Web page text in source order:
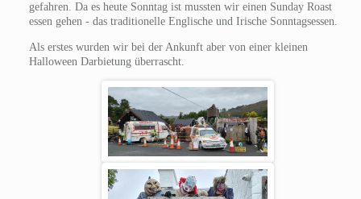
gefahren. Da es heute Sonntag ist mussten wir einen Sunday Roast
essen gehen - das traditionelle Englische und Irische Sonntagsessen.
Als erstes wurden wir bei der Ankunft aber von einer kleinen
Halloween Darbietung überrascht.